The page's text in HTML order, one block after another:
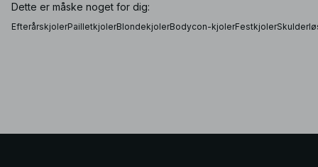
Dette er måske noget for dig:
EfterårskjolerPailletkjolerBlondekjolerBodycon-kjolerFestkjoler